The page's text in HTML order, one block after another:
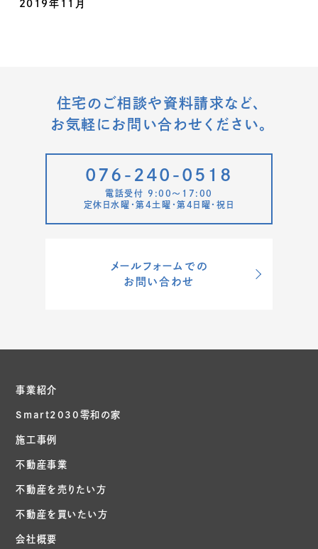
2019年11月
住宅のご相談や資料請求など、
お気軽にお問い合わせください。
076-240-0518
電話受付 9:00〜17:00
定休日水曜・第4土曜・第4日曜・祝日
メールフォームでの
お問い合わせ
事業紹介
Smart2030零和の家
施工事例
不動産事業
不動産を売りたい方
不動産を買いたい方
会社概要